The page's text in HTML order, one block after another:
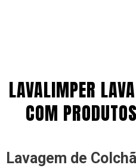
LAVALIMPER
COM
Lavagem de